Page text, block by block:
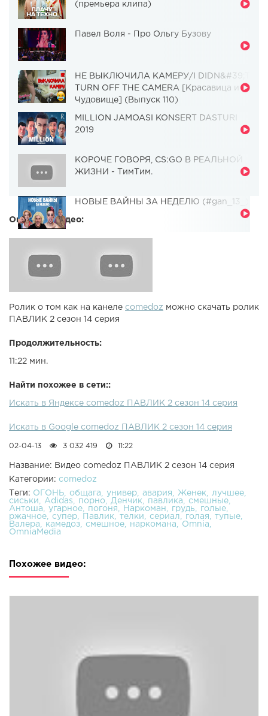
(премьера клипа)
Павел Воля - Про Ольгу Бузову
НЕ ВЫКЛЮЧИЛА КАМЕРУ/I DIDN&#39;T
TURN OFF THE CAMERA [Красавица и
Чудовище] (Выпуск 110)
MILLION JAMOASI KONSERT DASTURI
2019
КОРОЧЕ ГОВОРЯ, CS:GO В РЕАЛЬНОЙ
ЖИЗНИ - ТимТим.
НОВЫЕ ВАЙНЫ ЗА НЕДЕЛЮ (#gan_13_)
Описание видео:
Ролик о том как на канеле comedoz можно скачать ролик
ПАВЛИК 2 сезон 14 серия
Продолжительность:
11:22 мин.
Найти похожее в сети::
Искать в Яндексе comedoz ПАВЛИК 2 сезон 14 серия
Искать в Google comedoz ПАВЛИК 2 сезон 14 серия
02-04-13 3 032 419 11:22
Название: Видео comedoz ПАВЛИК 2 сезон 14 серия
Категории: comedoz
Теги: ОГОНЬ общага универ авария Женек
лучшее
сиськи
Adidas порно Денчик павлика
смешные
Антоша
угарное погоня Наркоман грудь
голые
ржачное
супер Павлик телки сериал голая
тупые
Валера
камедоз смешное наркомана
Omnia
OmniaMedia
Похожее видео: